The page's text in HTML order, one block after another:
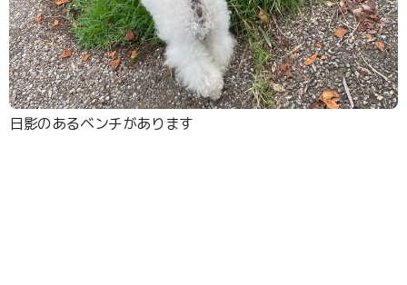
日影のあるベンチがあります